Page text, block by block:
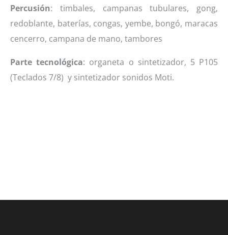
Percusión: timbales, campanas tubulares, gong,
redoblante, baterías, congas, yembe, bongó, maracas
cencerro, campana de mano, tambores
Parte tecnológica: organeta o sintetizador, 5 P105
(Teclados 7/8) y sintetizador sonidos Moti.